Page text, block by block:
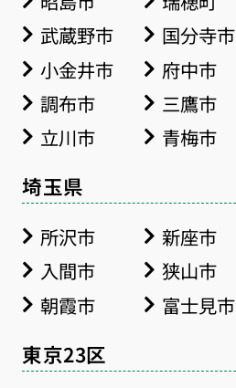
武蔵野市
国分寺市
小金井市
府中市
調布市
三鷹市
立川市
青梅市
埼玉県
所沢市 新座市
入間市
狭山市
朝霞市
富士見市
東京23区